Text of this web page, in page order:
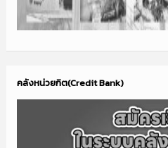
คลังหน่วยกิต(Credit Bank)